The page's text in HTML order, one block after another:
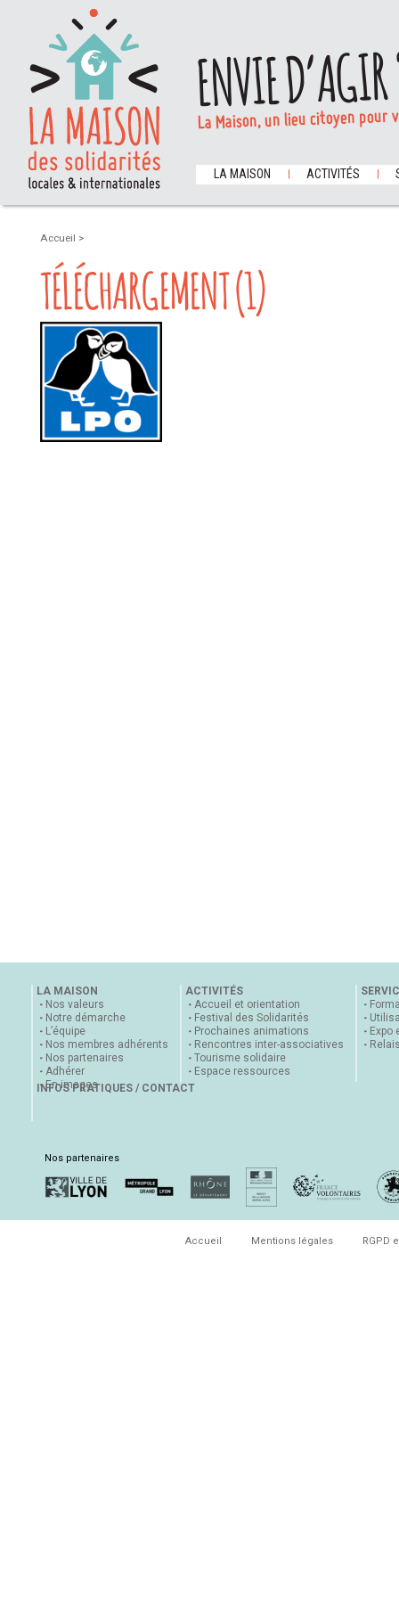
ENVIE
La Maison, un lieu citoyen
LA MAISON ACTIVITÉS
Accueil >
TÉLÉCHARGEMENT (1)
LA MAISON
Nos valeurs
Notre démarche
L’équipe
Nos membres adhérents
Nos partenaires
Adhérer
En images
ACTIVITÉS
Accueil et orientation
Festival des Solidarités
Prochaines animations
Rencontres inter-associatives
Tourisme solidaire
Espace ressources
Expo
INFOS PRATIQUES / CONTACT
Nos partenaires
Accueil Mentions légales RGPD